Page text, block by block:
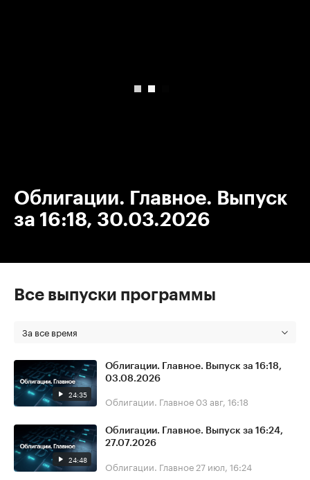
Облигации. Главное. Выпуск
за 16:18, 30.03.2026
Все выпуски программы
За все время
24:35
Облигации. Главное. Выпуск за 16:18,
03.08.2026
Облигации. Главное 03 авг, 16:18
24:48
Облигации. Главное. Выпуск за 16:24,
27.07.2026
Облигации. Главное 27 июл, 16:24